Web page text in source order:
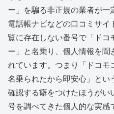
ー」を騙る非正規の業者が一
電話帳ナビなどの口コミサイ
覧に存在しない番号で「ドコ
ー」と名乗り、個人情報を聞
れています。つまり「ドコモ
名乗られたから即安心」とい
確認する癖をつけたほうがい
号を調べてきた個人的な実感